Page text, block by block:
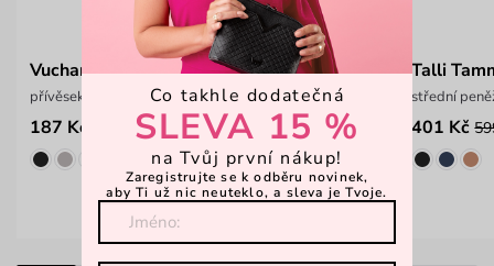
Vucharm Wine
přívěsek se symbolem ženskosti
187 Kč 249 Kč
Talli
střední
401 Kč
Co takhle dodatečná
SLEVA 15 %
na Tvůj první nákup!
Zaregistrujte se k odběru novinek,
aby Ti už nic neuteklo, a sleva je Tvoje.